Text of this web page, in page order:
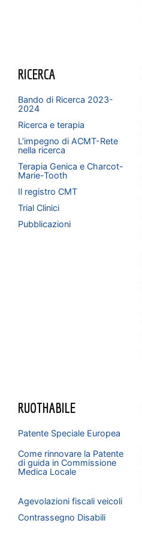
RICERCA
Bando di Ricerca 2023-
2024
Ricerca e terapia
L’impegno di ACMT-Rete
nella ricerca
Terapia Genica e Charcot-
Marie-Tooth
Il registro CMT
Trial Clinici
Pubblicazioni
RUOTHABILE
Patente Speciale Europea
Come rinnovare la Patente
di guida in Commissione
Medica Locale
Agevolazioni fiscali veicoli
Contrassegno Disabili